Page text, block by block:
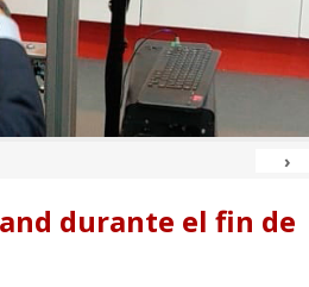
›
durante el fin de